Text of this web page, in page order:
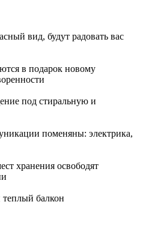
вид, будут радовать вас
в подарок новому
под стиральную и
поменяны: электрика,
хранения освободят
балкон